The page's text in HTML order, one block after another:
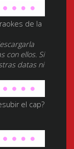
de la
con ellos. Si
datas ni
el cap?